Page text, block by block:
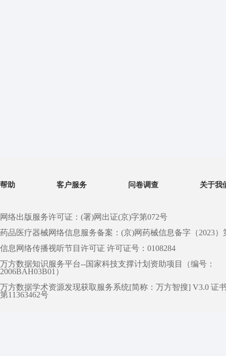
帮助 客户服务 问卷调查 关于我
网络出版服务许可证：(署)网出证(京)字第072号
药品医疗器械网络信息服务备案：(京)网药械信息备字（2023）
信息网络传播视听节目许可证 许可证号：0108284
万方数据知识服务平台--国家科技支撑计划资助项目（编号：
2006BAH03B01）
万方数据学术资源发现获取服务系统[简称：万方智搜] V3.0 证
第11363462号